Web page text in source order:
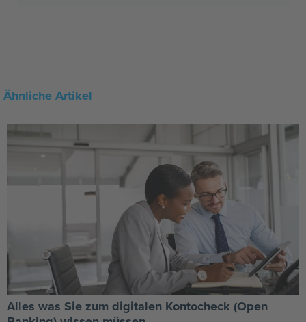
Ähnliche Artikel
Alles was Sie zum digitalen Kontocheck (Open